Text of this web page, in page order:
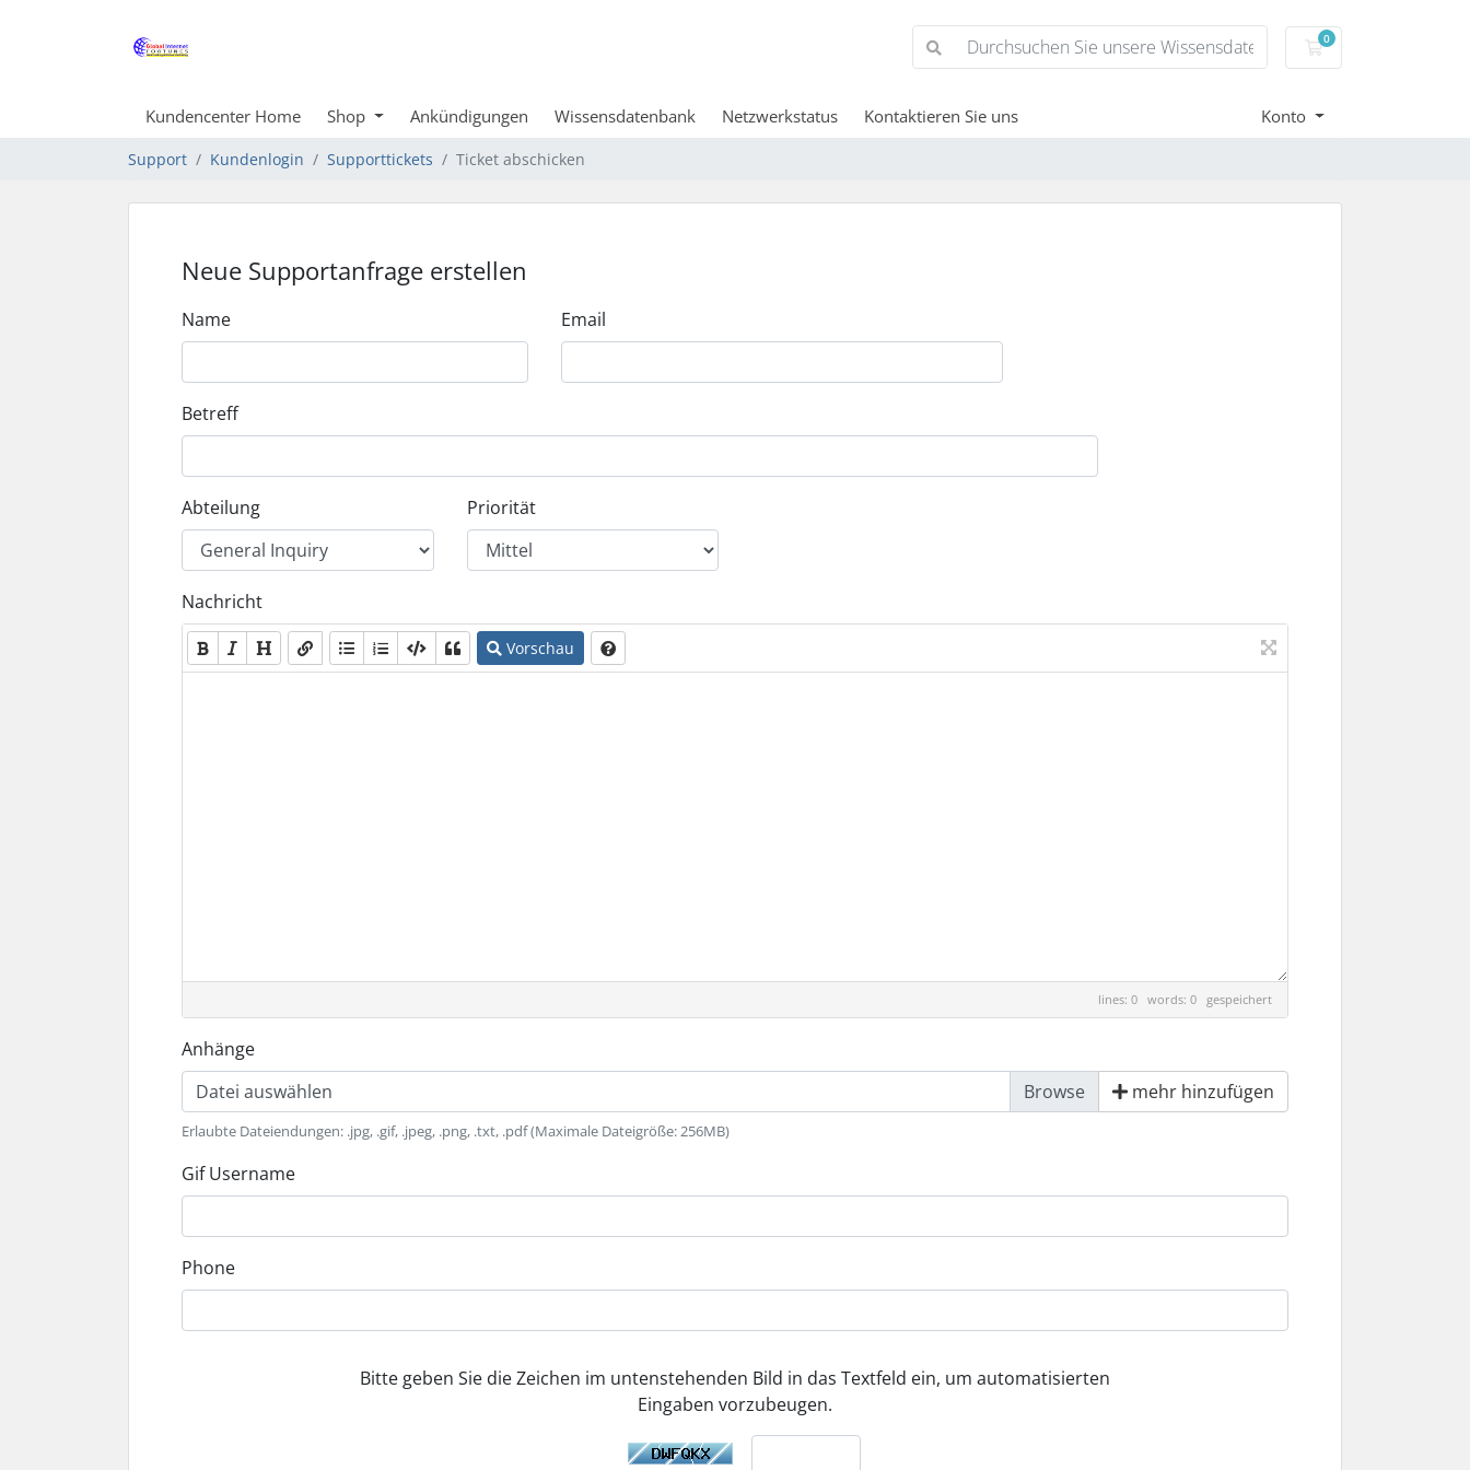
0
Mein Warenkorb
Kundencenter Home Shop Ankündigungen Wissensdatenbank Netzwerkstatus Kontaktieren Sie uns Konto
Support Kundenlogin Supporttickets Ticket abschicken
Neue Supportanfrage erstellen
Name Email
Betreff
Abteilung Priorität
Nachricht
Vorschau
lines: 0 words: 0 gespeichert
Anhänge
Datei auswählen
mehr hinzufügen
Erlaubte Dateiendungen: .jpg, .gif, .jpeg, .png, .txt, .pdf (Maximale Dateigröße: 256MB)
Gif Username
Phone
Bitte geben Sie die Zeichen im untenstehenden Bild in das Textfeld ein, um automatisierten
Eingaben vorzubeugen.